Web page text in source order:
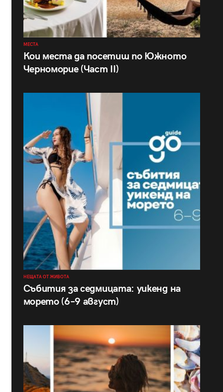
МЕСТА
Кои места да посетиш по Южното
Черноморие (Част II)
НЕЩАТА ОТ ЖИВОТА
Събития за седмицата: уикенд на
морето (6–9 август)